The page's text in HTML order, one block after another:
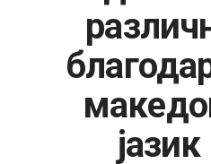
БАНКАРСТВО
ЖИВОТ
МОЗАИК